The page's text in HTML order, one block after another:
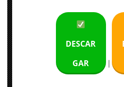
Idioma: Español (Multilenguaje)
Sistema Operativo: Windows
DESCAR
GAR